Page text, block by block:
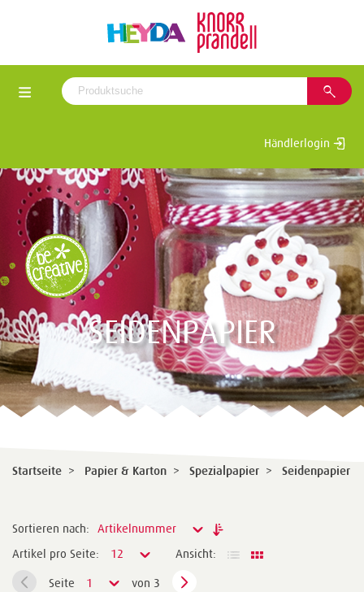
Händlerlogin
SEIDENPAPIER
Startseite > Papier & Karton > Spezialpapier > Seidenpapier
Sortieren nach:
Artikelnummer
Artikel pro Seite:
12 Ansicht:
Seite 1 von 3